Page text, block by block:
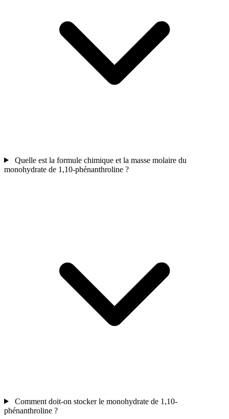
Quelle est la formule chimique et la masse molaire du
monohydrate de 1,10-phénanthroline ?
Comment doit-on stocker le monohydrate de 1,10-
phénanthroline ?